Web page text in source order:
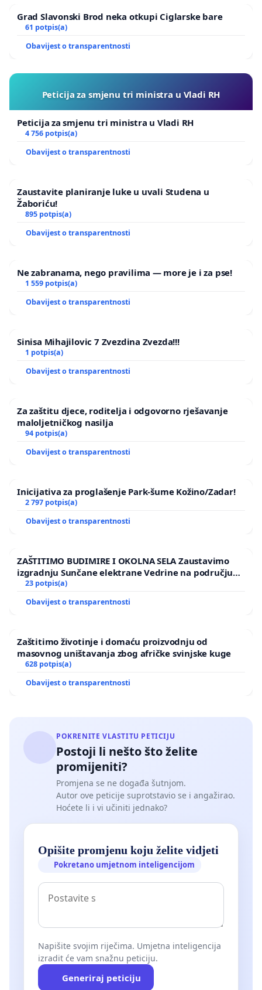
Grad Slavonski Brod neka otkupi Ciglarske bare
61 potpis(a)
Obavijest o transparentnosti
Peticija za smjenu tri ministra u Vladi RH
Peticija za smjenu tri ministra u Vladi RH
4 756 potpis(a)
Obavijest o transparentnosti
Zaustavite planiranje luke u uvali Studena u
Žaboriću!
895 potpis(a)
Obavijest o transparentnosti
Ne zabranama, nego pravilima — more je i za pse!
1 559 potpis(a)
Obavijest o transparentnosti
Sinisa Mihajilovic 7 Zvezdina Zvezda!!!
1 potpis(a)
Obavijest o transparentnosti
Za zaštitu djece, roditelja i odgovorno rješavanje
maloljetničkog nasilja
94 potpis(a)
Obavijest o transparentnosti
Inicijativa za proglašenje Park-šume Kožino/Zadar!
2 797 potpis(a)
Obavijest o transparentnosti
ZAŠTITIMO BUDIMIRE I OKOLNA SELA Zaustavimo
izgradnju Sunčane elektrane Vedrine na području
Ugljana
23 potpis(a)
Obavijest o transparentnosti
Zaštitimo životinje i domaću proizvodnju od
masovnog uništavanja zbog afričke svinjske kuge
628 potpis(a)
Obavijest o transparentnosti
POKRENITE VLASTITU PETICIJU
Postoji li nešto što želite
promijeniti?
Promjena se ne događa šutnjom.
Autor ove peticije suprotstavio se i angažirao.
Hoćete li i vi učiniti jednako?
Opišite promjenu koju želite vidjeti
Pokretano umjetnom inteligencijom
Napišite svojim riječima. Umjetna inteligencija
izradit će vam snažnu peticiju.
Generiraj peticiju